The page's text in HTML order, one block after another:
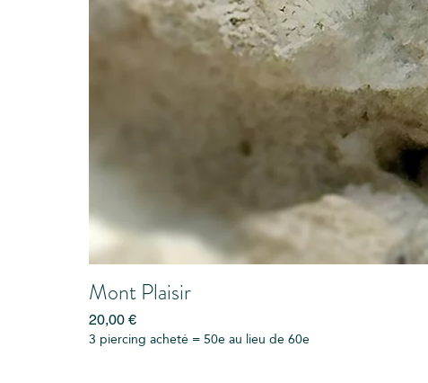
Mont Plaisir
Prix
20,00 €
3 piercing acheté = 50e au lieu de 60e